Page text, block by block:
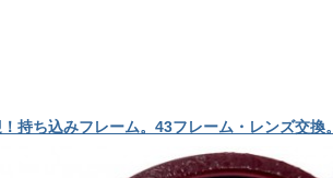
持ち込みフレーム。43フレーム・レンズ交換。